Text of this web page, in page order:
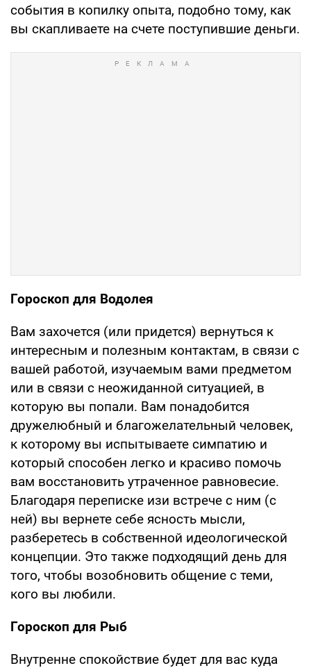
события в копилку опыта, подобно тому, как
вы скапливаете на счете поступившие деньги.
Гороскоп для Водолея
Вам захочется (или придется) вернуться к
интересным и полезным контактам, в связи с
вашей работой, изучаемым вами предметом
или в связи с неожиданной ситуацией, в
которую вы попали. Вам понадобится
дружелюбный и благожелательный человек,
к которому вы испытываете симпатию и
который способен легко и красиво помочь
вам восстановить утраченное равновесие.
Благодаря переписке изи встрече с ним (с
ней) вы вернете себе ясность мысли,
разберетесь в собственной идеологической
концепции. Это также подходящий день для
того, чтобы возобновить общение с теми,
кого вы любили.
Гороскоп для Рыб
Внутренне спокойствие будет для вас куда